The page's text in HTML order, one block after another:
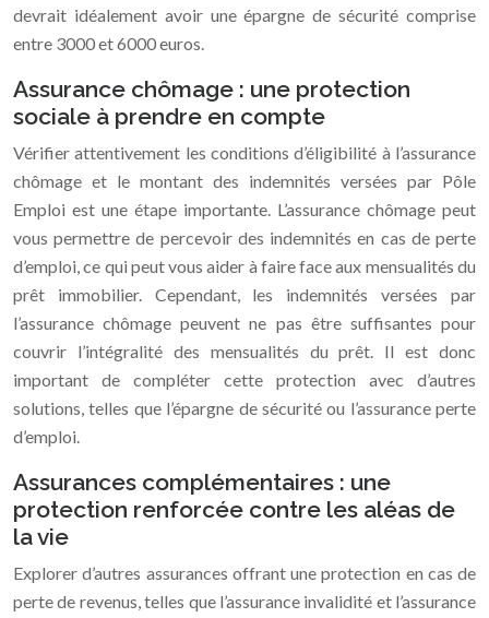
devrait idéalement avoir une épargne de sécurité comprise
entre 3000 et 6000 euros.
Assurance chômage : une protection
sociale à prendre en compte
Vérifier attentivement les conditions d’éligibilité à l’assurance
chômage et le montant des indemnités versées par Pôle
Emploi est une étape importante. L’assurance chômage peut
vous permettre de percevoir des indemnités en cas de perte
d’emploi, ce qui peut vous aider à faire face aux mensualités du
prêt immobilier. Cependant, les indemnités versées par
l’assurance chômage peuvent ne pas être suffisantes pour
couvrir l’intégralité des mensualités du prêt. Il est donc
important de compléter cette protection avec d’autres
solutions, telles que l’épargne de sécurité ou l’assurance perte
d’emploi.
Assurances complémentaires : une
protection renforcée contre les aléas de
la vie
Explorer d’autres assurances offrant une protection en cas de
perte de revenus, telles que l’assurance invalidité et l’assurance